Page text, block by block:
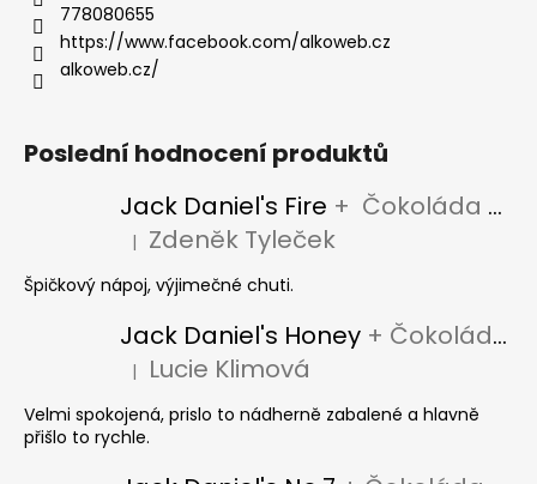
778080655
https://www.facebook.com/alkoweb.cz
alkoweb.cz/
Poslední hodnocení produktů
Jack Daniel's Fire + Čokoláda Jack Daniel's
Hodnocení produktu je 5 z 5 hvězdiček.
| Zdeněk Tyleček
Špičkový nápoj, výjimečné chuti.
Jack Daniel's Honey + Čokoláda Jack Daniel's
Hodnocení produktu je 5 z 5 hvězdiček.
| Lucie Klimová
Velmi spokojená, prislo to nádherně zabalené a hlavně
přišlo to rychle.